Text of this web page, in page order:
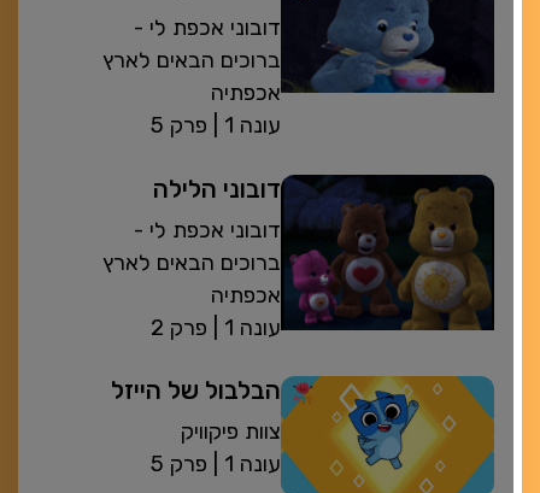
דובוני אכפת לי -
ברוכים הבאים לארץ
אכפתיה
פרק 5
| עונה 1
דובוני הלילה
דובוני אכפת לי -
ברוכים הבאים לארץ
אכפתיה
פרק 2
| עונה 1
הבלבול של הייזל
צוות פיקוויק
פרק 5
| עונה 1